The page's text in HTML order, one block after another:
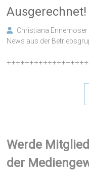
Ausgerechnet!
Christiana Ennemoser
News aus der
Werde
der